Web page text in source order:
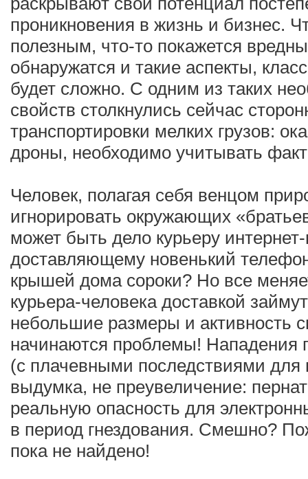
проникновения в жизнь и бизнес.
полезным, что-то покажется
обнаружатся и такие аспекты,
будет сложно. С одним из таких
свойств столкнулись сейчас
транспортировки мелких грузов:
дроны, необходимо учитывать
Человек, полагая себя венцом
игнорировать окружающих
может быть дело курьеру
доставляющему новенький
крышей дома сороки? Но все
курьера-человека доставкой
небольшие размеры и активность
начинаются проблемы! Нападения
(с плачевными последствиями
выдумка, не преувеличение:
реальную опасность для
в период гнездования. Смешно?
пока не найдено!